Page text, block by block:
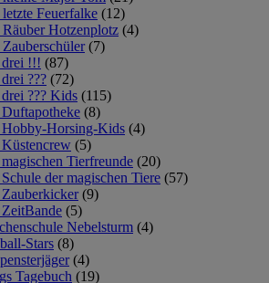
Feuerfalke (12)
Hotzenplotz (4)
(7)
!!! (87)
??? (72)
??? Kids (115)
(8)
Horsing-Kids (4)
(5)
Tierfreunde (20)
der magischen Tiere (57)
(9)
(5)
Nebelsturm (4)
Stars (8)
(4)
Tagebuch (19)